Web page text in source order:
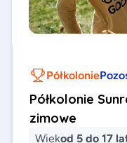
Półkolonie
Półkolonie
zimowe
Wiekod 5 do 17